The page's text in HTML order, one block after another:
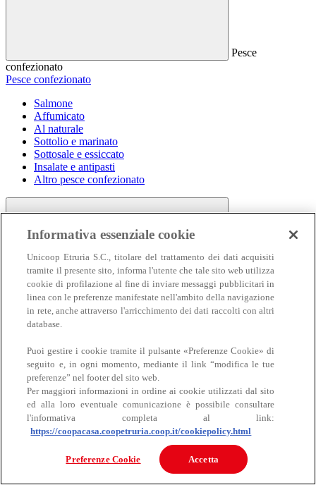
Pesce
confezionato
Pesce confezionato
Salmone
Affumicato
Al naturale
Sottolio e marinato
Sottosale e essiccato
Insalate e antipasti
Altro pesce confezionato
Carne
Carne
Bovino
Informativa essenziale cookie
Unicoop Etruria S.C., titolare del trattamento dei dati acquisiti
tramite il presente sito, informa l'utente che tale sito web utilizza
cookie di profilazione al fine di inviare messaggi pubblicitari in
linea con le preferenze manifestate nell'ambito della navigazione
in rete, anche attraverso l'arricchimento dei dati raccolti con altri
database.
Puoi gestire i cookie tramite il pulsante «Preferenze Cookie» di
seguito e, in ogni momento, mediante il link “modifica le tue
preferenze” nel footer del sito web.
Per maggiori informazioni in ordine ai cookie utilizzati dal sito
ed alla loro eventuale comunicazione è possibile consultare
l'informativa completa al link:
https://coopacasa.coopetruria.coop.it/cookiepolicy.html
Preferenze Cookie Accetta